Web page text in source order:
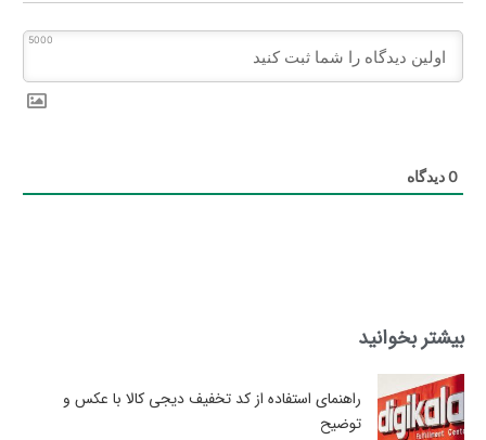
5000
0دیدگاه
بیشتر بخوانید
راهنمای استفاده از کد تخفیف دیجی کالا با عکس و
توضیح